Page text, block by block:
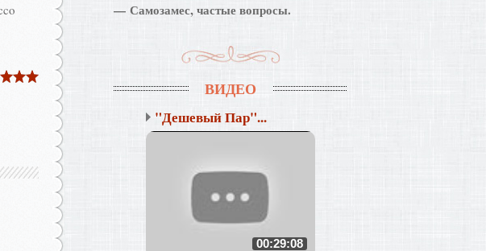
Самозамес, частые вопросы.
ВИДЕО
"Дешевый Пар"...
00:29:08